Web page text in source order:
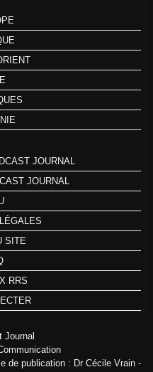
JOURNAL
JOURNAL
SITE
RRS
Journal
de publication : Dr Cécile Vrain -